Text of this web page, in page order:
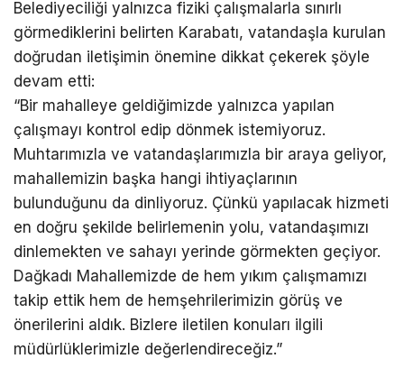
Belediyeciliği yalnızca fiziki çalışmalarla sınırlı
görmediklerini belirten Karabatı, vatandaşla kurulan
doğrudan iletişimin önemine dikkat çekerek şöyle
devam etti:
“Bir mahalleye geldiğimizde yalnızca yapılan
çalışmayı kontrol edip dönmek istemiyoruz.
Muhtarımızla ve vatandaşlarımızla bir araya geliyor,
mahallemizin başka hangi ihtiyaçlarının
bulunduğunu da dinliyoruz. Çünkü yapılacak hizmeti
en doğru şekilde belirlemenin yolu, vatandaşımızı
dinlemekten ve sahayı yerinde görmekten geçiyor.
Dağkadı Mahallemizde de hem yıkım çalışmamızı
takip ettik hem de hemşehrilerimizin görüş ve
önerilerini aldık. Bizlere iletilen konuları ilgili
müdürlüklerimizle değerlendireceğiz.”